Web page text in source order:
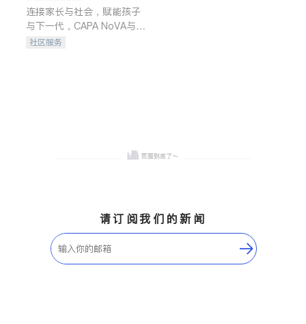
连接家长与社会，赋能孩子
与下一代，CAPA NoVA与您
携手建设包容、公平、充满
社区服务
请订阅我们的新闻